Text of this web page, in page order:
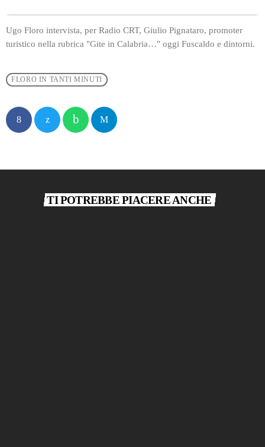
Ugo Floro intervista, per Radio CRT, Giulio Pignataro, promoter
turistico nella rubrica "Gite in Calabria…" oggi Fuscaldo e dintorni.
FLORO IN TANTI MINUTI
TI POTREBBE PIACERE ANCHE